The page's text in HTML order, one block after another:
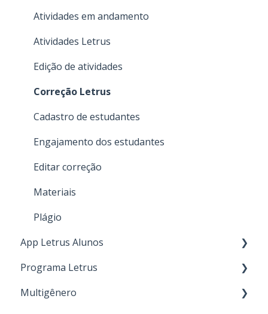
Atividades em andamento
Atividades Letrus
Edição de atividades
Correção Letrus
Cadastro de estudantes
Engajamento dos estudantes
Editar correção
Materiais
Plágio
App Letrus Alunos
Atividades em andamento alunos
Atividades concluídas alunos
Programa Letrus
BNCC
Multigênero